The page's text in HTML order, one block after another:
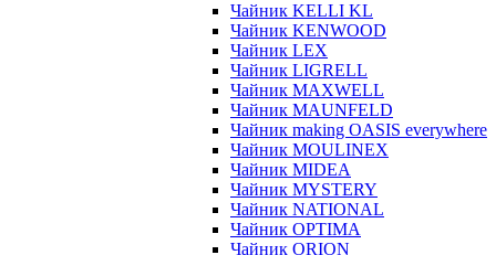
Чайник KELLI KL
Чайник KENWOOD
Чайник LEX
Чайник LIGRELL
Чайник MAXWELL
Чайник MAUNFELD
Чайник making OASIS everywhere
Чайник MOULINEX
Чайник MIDEA
Чайник MYSTERY
Чайник NATIONAL
Чайник OPTIMA
Чайник ORION